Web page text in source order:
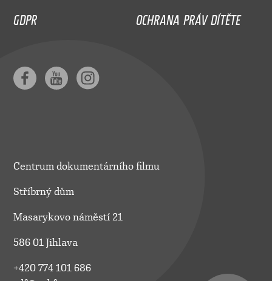
GDPR
OCHRANA PRÁV DÍTĚTE
Centrum dokumentárního filmu
Stříbrný dům
Masarykovo náměstí 21
586 01 Jihlava
+420 774 101 686